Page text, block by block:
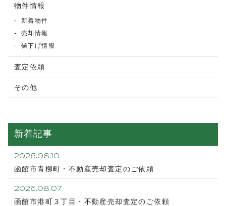
物件情報
新着物件
売却情報
値下げ情報
査定依頼
その他
新着記事
2026.08.10
函館市青柳町・不動産売却査定のご依頼
2026.08.07
函館市港町３丁目・不動産売却査定のご依頼